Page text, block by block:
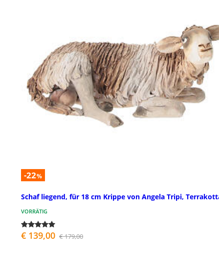
-22%
Schaf liegend, für 18 cm Krippe von Angela Tripi,
VORRÄTIG
€ 139,00 € 179,00